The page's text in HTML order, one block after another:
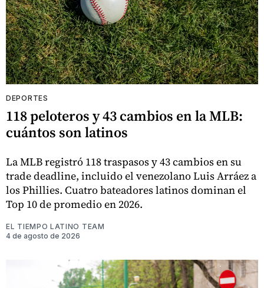
DEPORTES
118 peloteros y 43 cambios en la MLB:
cuántos son latinos
La MLB registró 118 traspasos y 43 cambios en su
trade deadline, incluido el venezolano Luis Arráez a
los Phillies. Cuatro bateadores latinos dominan el
Top 10 de promedio en 2026.
EL TIEMPO LATINO TEAM
4 de agosto de 2026